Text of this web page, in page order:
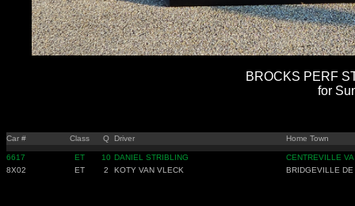
BROCKS PERF
for
Car # Class Q Driver Home Town
6617 ET 10 DANIEL STRIBLING
CENTREVILLE VA
8X02
ET 2 KOTY VAN VLECK BRIDGEVILLE DE